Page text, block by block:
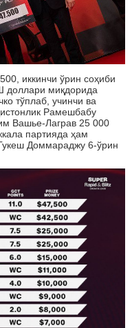
иккинчи ўрин соҳиби
доллари миқдорида
тўплаб, учинчи ва
Рамешбабу
Вашье-Лаграв 25 000
партияда ҳам
Доммараджу 6-ўрин